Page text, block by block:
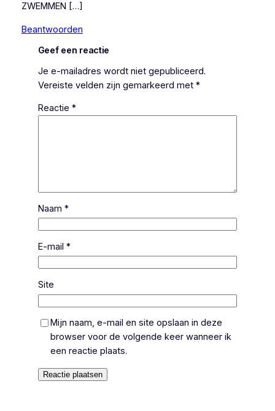
ZWEMMEN […]
Beantwoorden
Geef een reactie
Je e-mailadres wordt niet gepubliceerd.
Vereiste velden zijn gemarkeerd met *
Reactie *
Naam *
E-mail *
Site
Mijn naam, e-mail en site opslaan in deze
browser voor de volgende keer wanneer ik
een reactie plaats.